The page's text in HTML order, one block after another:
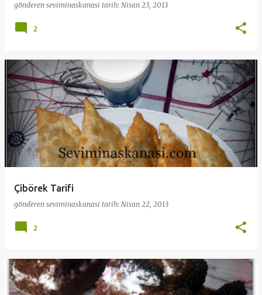
gönderen seviminaskanasi tarih: Nisan 23, 2013
2
Çibörek Tarifi
gönderen seviminaskanasi tarih: Nisan 22, 2013
2